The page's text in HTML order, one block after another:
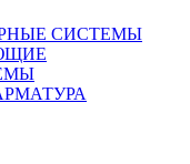
СИСТЕМЫ